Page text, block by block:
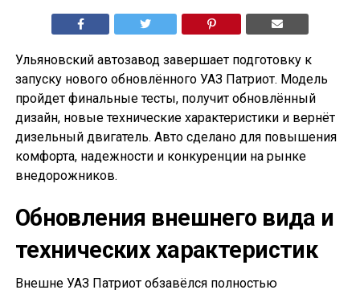
Ульяновский автозавод завершает подготовку к
запуску нового обновлённого УАЗ Патриот. Модель
пройдет финальные тесты, получит обновлённый
дизайн, новые технические характеристики и вернёт
дизельный двигатель. Авто сделано для повышения
комфорта, надежности и конкуренции на рынке
внедорожников.
Обновления внешнего вида и
технических характеристик
Внешне УАЗ Патриот обзавёлся полностью